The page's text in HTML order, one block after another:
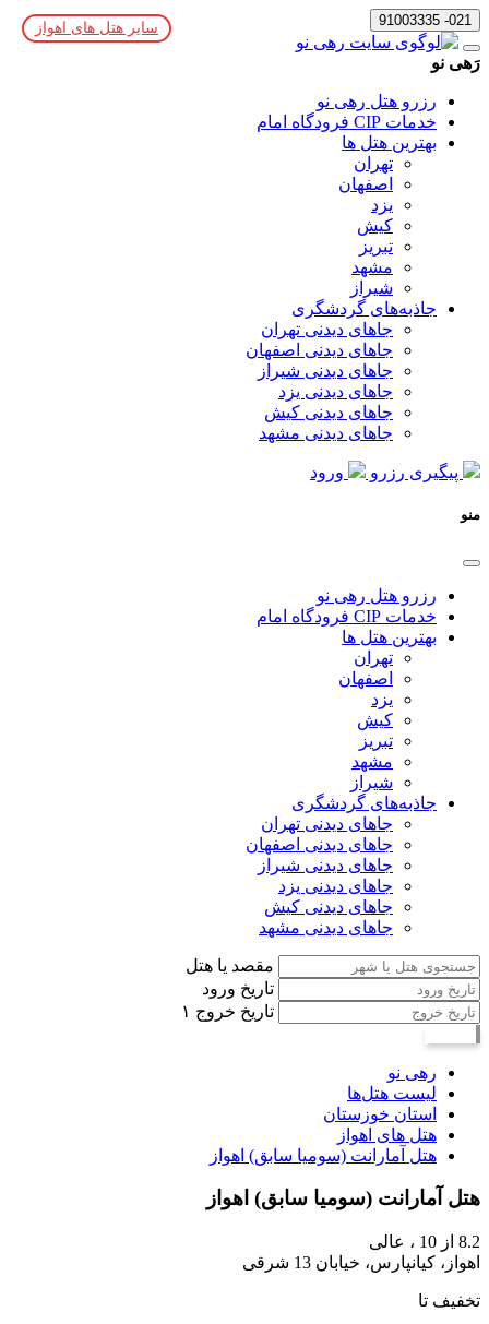
021- 91003335
رَهی نو
رزرو هتل رهی نو
خدمات CIP فرودگاه امام
بهترین هتل ها
تهران
اصفهان
یزد
کیش
تبریز
مشهد
شیراز
جاذبه‌های گردشگری
جاهای دیدنی تهران
جاهای دیدنی اصفهان
جاهای دیدنی شیراز
جاهای دیدنی یزد
جاهای دیدنی کیش
جاهای دیدنی مشهد
پیگیری رزرو ورود
منو
رزرو هتل رهی نو
خدمات CIP فرودگاه امام
بهترین هتل ها
تهران
اصفهان
یزد
کیش
تبریز
مشهد
شیراز
جاذبه‌های گردشگری
جاهای دیدنی تهران
جاهای دیدنی اصفهان
جاهای دیدنی شیراز
جاهای دیدنی یزد
جاهای دیدنی کیش
جاهای دیدنی مشهد
مقصد یا هتل
تاریخ ورود
تاریخ خروج ۱
رهی نو
لیست هتل‌ها
استان خوزستان
هتل های اهواز
هتل آمارانت (سومیا سابق) اهواز
هتل آمارانت (سومیا سابق) اهواز
8.2 از 10 ،
عالی
اهواز، کیانپارس، خیابان 13 شرقی
تخفیف تا
سایر هتل های اهواز